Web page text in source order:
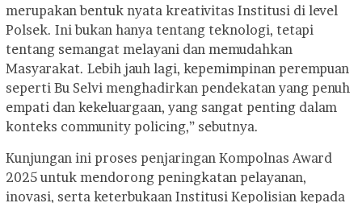
merupakan bentuk nyata kreativitas Institusi di level
Polsek. Ini bukan hanya tentang teknologi, tetapi
tentang semangat melayani dan memudahkan
Masyarakat. Lebih jauh lagi, kepemimpinan perempuan
seperti Bu Selvi menghadirkan pendekatan yang penuh
empati dan kekeluargaan, yang sangat penting dalam
konteks community policing,” sebutnya.
Kunjungan ini proses penjaringan Kompolnas Award
2025 untuk mendorong peningkatan pelayanan,
inovasi, serta keterbukaan Institusi Kepolisian kepada